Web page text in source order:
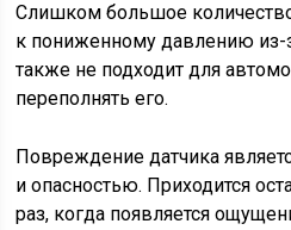
Слишком большое
к пониженному давлению из-
также не подходит для
переполнять его.
Повреждение датчика
и опасностью. Приходится
раз, когда появляется